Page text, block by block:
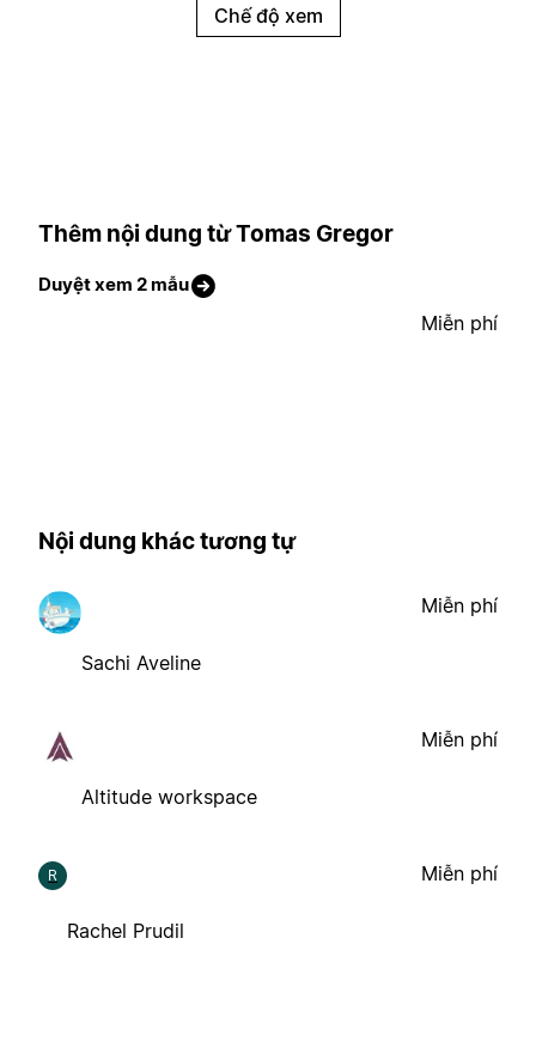
Chế độ xem
Thêm nội dung từ Tomas Gregor
Duyệt xem 2 mẫu
Miễn phí
Nội dung khác tương tự
Sachi Aveline
Miễn phí
Altitude workspace
Miễn phí
R
Rachel Prudil
Miễn phí